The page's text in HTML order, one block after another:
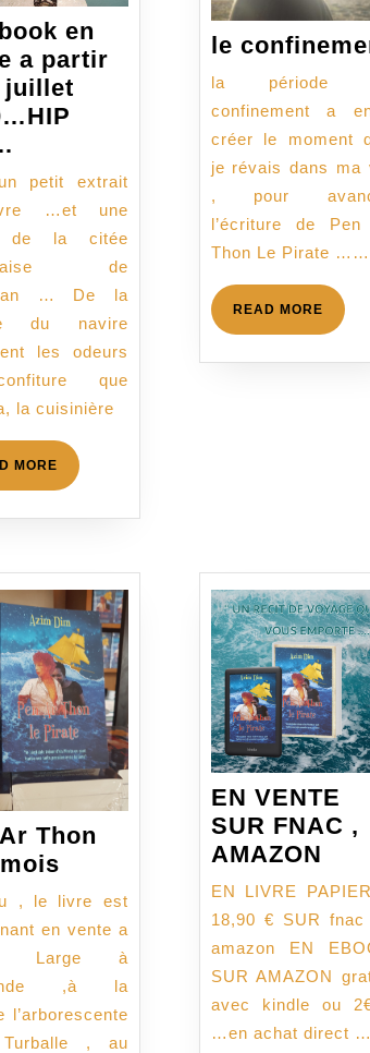
en
a partir
juillet
book
en
partir
du
7
juillet
HIP
HIP…
petit extrait
…et une
de la citée
de
… De la
du navire
les odeurs
que
la cuisinière
MORE READ
MORE
le
la période
confinement a
créer le moment
je révais dans ma
, pour
l’écriture de Pen
Thon Le Pirate
READ MOREREAD
MORE
Thon
Ar
Thon
mois
, le livre est
en vente a
Large à
,à la
l’arborescente
, au
EN VENTE
SUR FNAC ,
AMAZON
SUR
,
EN LIVRE
18,90 € SUR fnac
amazon EN
SUR AMAZON
avec kindle ou
…en achat direct